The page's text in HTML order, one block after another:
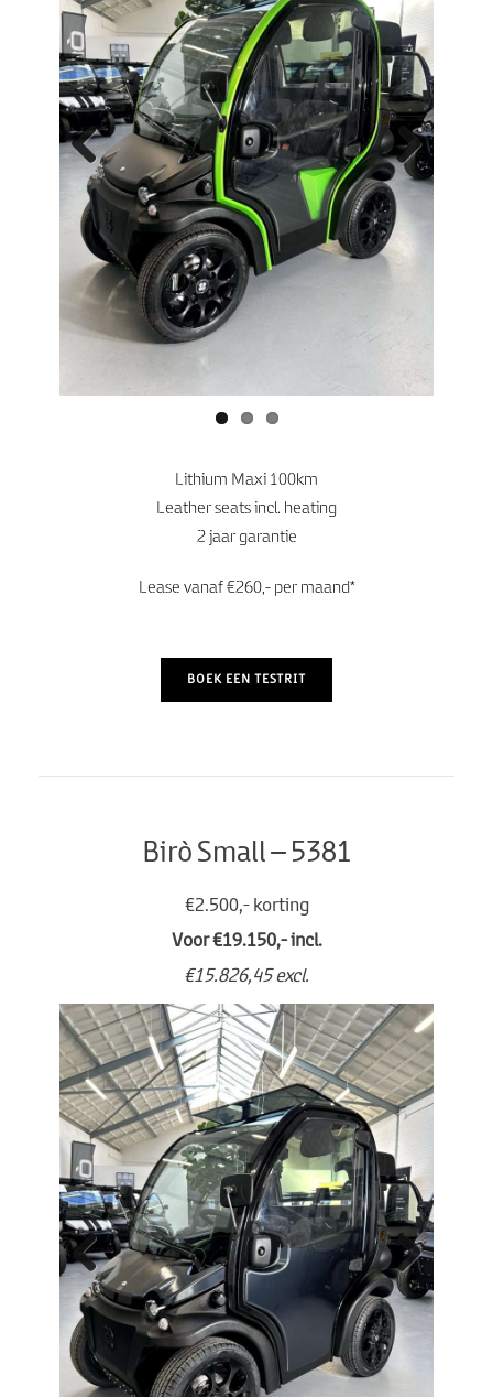
Previo
us
Next
Lithium Maxi 100km
Leather seats incl. heating
2 jaar garantie
Lease vanaf €260,- per maand*
BOEK EEN TESTRIT
Birò Small – 5381
€2.500,- korting
Voor €19.150,- incl.
€15.826,45excl.
Previo
us
Next